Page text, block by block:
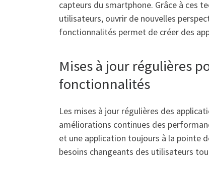
capteurs du smartphone. Grâce à ces
utilisateurs, ouvrir de nouvelles
fonctionnalités permet de créer des
Mises à jour régulières
fonctionnalités
Les mises à jour régulières des
améliorations continues des
et une application toujours à la pointe
besoins changeants des utilisateurs